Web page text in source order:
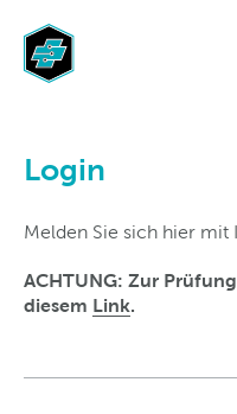
Login
Melden Sie sich hier mit
ACHTUNG: Zur
diesem Link.